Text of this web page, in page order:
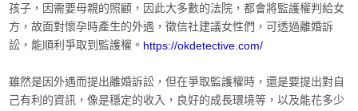
孩子，因需要母親的照顧，因此大多數的法院，都會將監護權判給女
方，故面對懷孕時產生的外遇，徵信社建議女性們，可透過離婚訴
訟，能順利爭取到監護權。 https://okdetective.com/
雖然是因外遇而提出離婚訴訟，但在爭取監護權時，還是要提出對自
己有利的資訊，像是穩定的收入，良好的成長環境等，以及能花多少